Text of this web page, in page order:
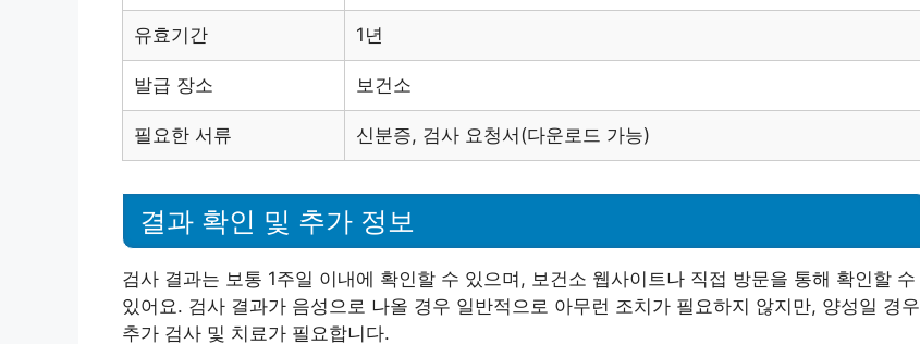
유효기간 1년
발급 장소 보건소
필요한 서류 신분증, 검사 요청서(다운로드 가능)
결과 확인 및 추가 정보
검사 결과는 보통 1주일 이내에 확인할 수 있으며, 보건소 웹사이트나 직접 방문을 통해 확인할 수
있어요. 검사 결과가 음성으로 나올 경우 일반적으로 아무런 조치가 필요하지 않지만, 양성일 경우
추가 검사 및 치료가 필요합니다.